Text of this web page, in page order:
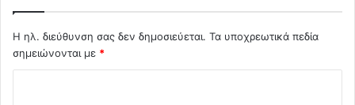
Η ηλ. διεύθυνση σας δεν δημοσιεύεται. Τα υποχρεωτικά πεδία
σημειώνονται με *